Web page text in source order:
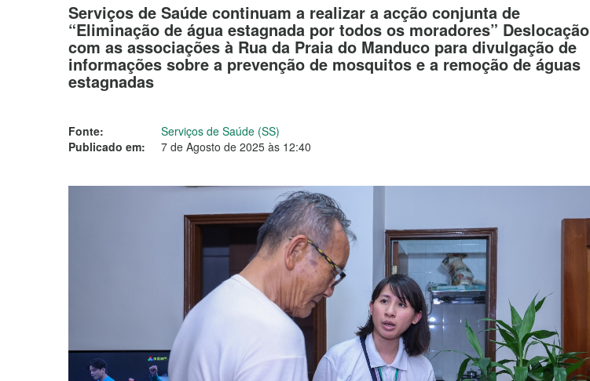
Serviços de Saúde continuam a realizar a acção conjunta de
“Eliminação de água estagnada por todos os moradores” Deslocação
com as associações à Rua da Praia do Manduco para divulgação de
informações sobre a prevenção de mosquitos e a remoção de águas
estagnadas
Fonte:
Serviços de Saúde (SS)
Publicado em:
7 de Agosto de 2025 às 12:40